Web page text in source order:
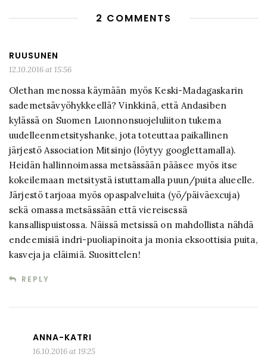
2 COMMENTS
RUUSUNEN
12.10.2016 at 15:56
Olethan menossa käymään myös Keski-Madagaskarin
sademetsävyöhykkeellä? Vinkkinä, että Andasiben
kylässä on Suomen Luonnonsuojeluliiton tukema
uudelleenmetsityshanke, jota toteuttaa paikallinen
järjestö Association Mitsinjo (löytyy googlettamalla).
Heidän hallinnoimassa metsässään pääsee myös itse
kokeilemaan metsitystä istuttamalla puun/puita alueelle.
Järjestö tarjoaa myös opaspalveluita (yö/päiväexcuja)
sekä omassa metsässään että viereisessä
kansallispuistossa. Näissä metsissä on mahdollista nähdä
endeemisiä indri-puoliapinoita ja monia eksoottisia puita,
kasveja ja eläimiä. Suosittelen!
REPLY
ANNA-KATRI
16.10.2016 at 19:25